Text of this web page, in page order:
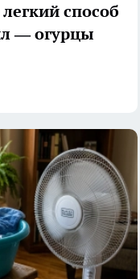
способ
— огурцы